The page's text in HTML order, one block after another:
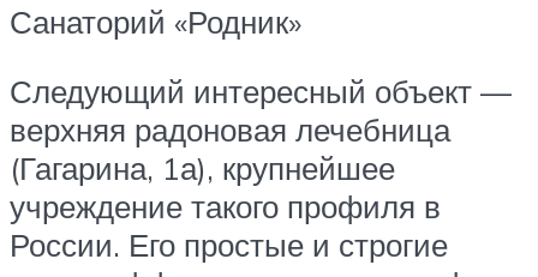
Санаторий «Родник»
Следующий интересный объект —
верхняя радоновая лечебница
(Гагарина, 1а), крупнейшее
учреждение такого профиля в
России. Его простые и строгие